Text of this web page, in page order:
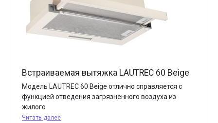
Встраиваемая вытяжка LAUTREC 60 Beige
Модель LAUTREC 60 Beige отлично справляется с
функцией отведения загрязненного воздуха из
жилого
Читать далее